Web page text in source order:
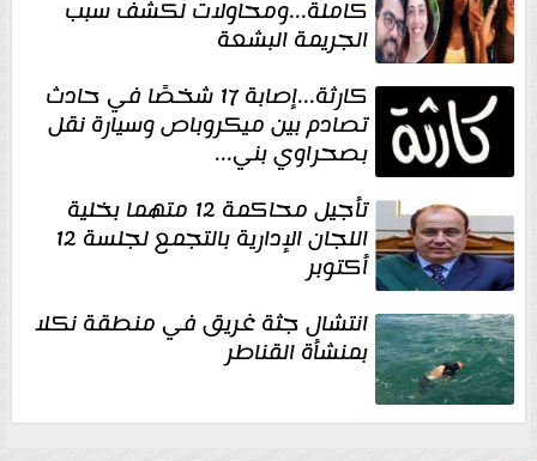
كاملة...ومحاولات لكشف سبب
الجريمة البشعة
كارثة...إصابة 17 شخصًا في حادث
تصادم بين ميكروباص وسيارة نقل
بصحراوي بني...
تأجيل محاكمة 12 متهما بخلية
اللجان الإدارية بالتجمع لجلسة 12
أكتوبر
انتشال جثة غريق في منطقة نكلا
بمنشأة القناطر